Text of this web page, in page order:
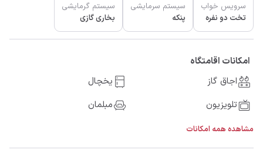
سرویس خواب
تخت دو نفره
سیستم سرمایشی
پنکه
سیستم گرمایشی
بخاری گازی
امکانات اقامتگاه
اجاق گاز
یخچال
تلویزیون
مبلمان
مشاهده همه امکانات